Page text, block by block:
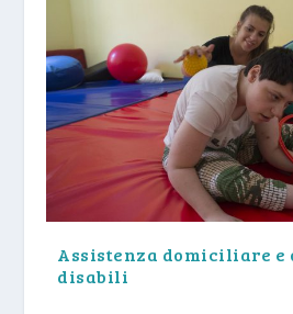
Assistenza domiciliare e
disabili